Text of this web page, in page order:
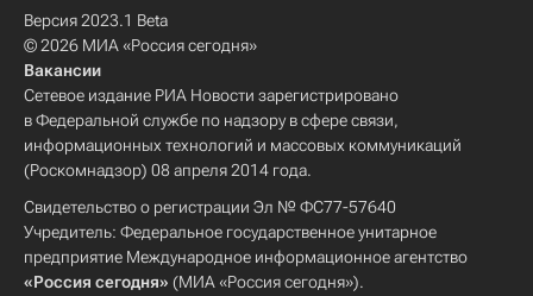
Версия 2023.1 Beta
© 2026 МИА «Россия сегодня»
Вакансии
Сетевое издание РИА Новости зарегистрировано
в Федеральной службе по надзору в сфере связи,
информационных технологий и массовых коммуникаций
(Роскомнадзор) 08 апреля 2014 года.
Свидетельство о регистрации Эл № ФС77-57640
Учредитель: Федеральное государственное унитарное
предприятие Международное информационное агентство
«Россия сегодня» (МИА «Россия сегодня»).